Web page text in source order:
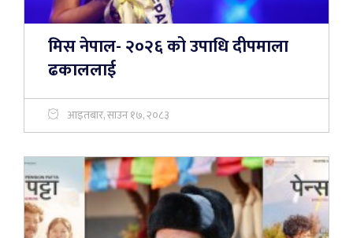
मिस नेपाल- २०२६ को उपाधि दीपमाला
ढकाललाई
आइतबार, साउन १७, २०८३